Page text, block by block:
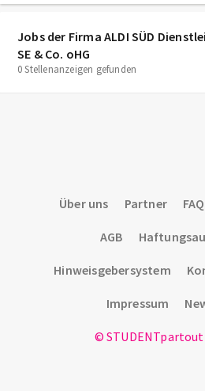
Jobs der Firma ALDI SÜD
SE & Co. oHG
0 Stellenanzeigen gefunden
Über uns Partner FAQ
AGB
Hinweisgebersystem
Impressum
©